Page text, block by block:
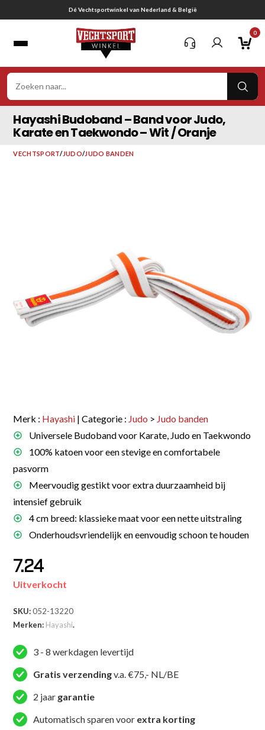
naar
Gratis verzending vanaf € 75,-
0
Hayashi Budoband – Band voor Judo,
Karate en Taekwondo – Wit / Oranje
VECHTSPORT/JUDO/JUDO BANDEN
Merk : Hayashi | Categorie : Judo > Judo banden
Universele Budoband voor Karate, Judo en Taekwondo
100% katoen voor een stevige en comfortabele
pasvorm
Meervoudig gestikt voor extra duurzaamheid bij
intensief gebruik
4 cm breed: klassieke maat voor een nette uitstraling
Onderhoudsvriendelijk en eenvoudig schoon te houden
7.24
Uitverkocht
SKU:052-13220
Merken: Hayashi.
3 - 8 werkdagen levertijd
Gratis verzendingv.a. €75,- NL/BE
2 jaar garantie
Automatisch sparen voor extra korting